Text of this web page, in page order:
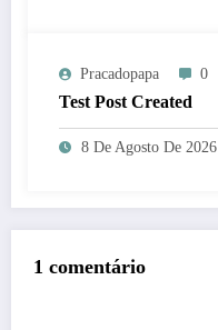
Pracadopapa 0
Test Post Created
8 De Agosto De 2026
1 comentário